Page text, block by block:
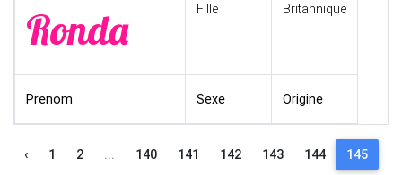
Ronda Fille Britannique
Prenom Sexe Origine
‹ 1 2 ... 140 141 142 143 144 145